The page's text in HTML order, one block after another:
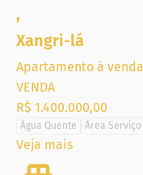
,
Xangri-lá
Apartamento à
VENDA
R$ 1.400.000,00
Água Quente Área Serviço
Veja mais